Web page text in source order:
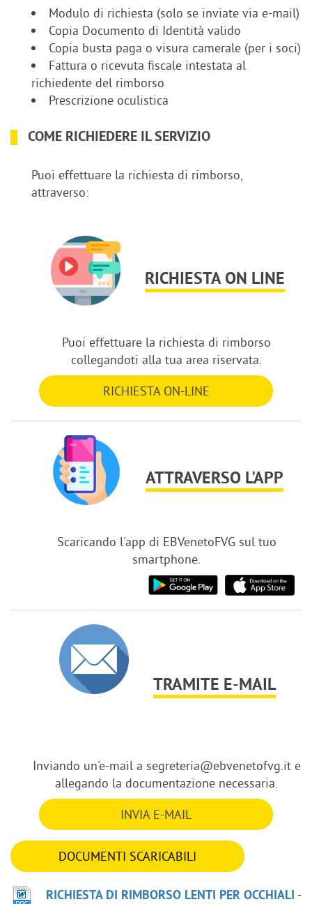
Modulo di richiesta (solo se inviate via e-mail)
Copia Documento di Identità valido
Copia busta paga o visura camerale (per i soci)
Fattura o ricevuta fiscale intestata al
richiedente del rimborso
Prescrizione oculistica
COME RICHIEDERE IL SERVIZIO
Puoi effettuare la richiesta di rimborso,
attraverso:
RICHIESTA ON LINE
Puoi effettuare la richiesta di rimborso
collegandoti alla tua area riservata.
RICHIESTA ON-LINE
ATTRAVERSO L'APP
Scaricando l'app di EBVenetoFVG sul tuo
smartphone.
TRAMITE E-MAIL
Inviando un'e-mail a segreteria@ebvenetofvg.it e
allegando la documentazione necessaria.
INVIA E-MAIL
DOCUMENTI SCARICABILI
RICHIESTA DI RIMBORSO LENTI PER OCCHIALI -